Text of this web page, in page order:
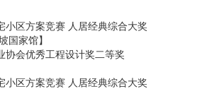
小区方案竞赛 人居经典综合大奖
国家馆】
协会优秀工程设计奖二等奖
小区方案竞赛 人居经典综合大奖